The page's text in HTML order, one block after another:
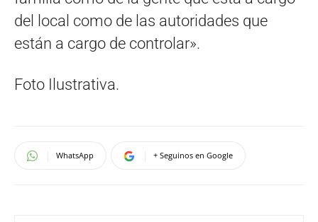
del local como de las autoridades que
están a cargo de controlar».
Foto Ilustrativa.
WhatsApp + Seguinos en Google